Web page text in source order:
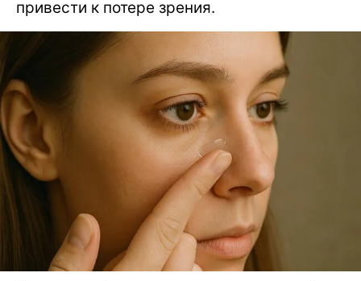
привести к потере зрения.